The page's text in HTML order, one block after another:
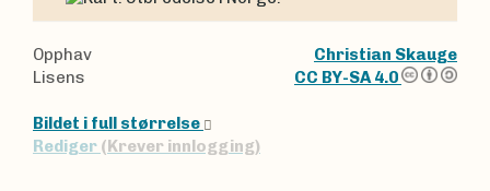
Opphav
Christian Skauge
Lisens
CC BY-SA 4.0
Bildet i full størrelse
Rediger (Krever innlogging)